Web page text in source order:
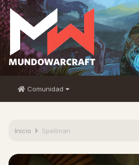
Comunidad
Inicio Spellman